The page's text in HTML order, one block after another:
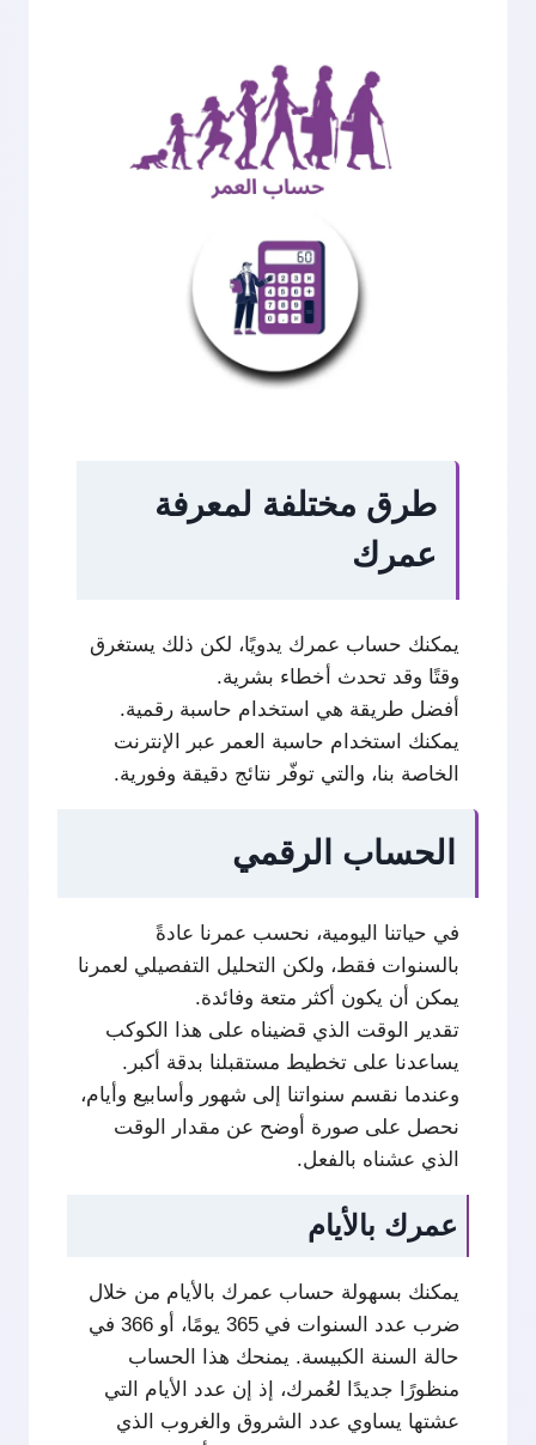
طرق مختلفة لمعرفة
عمرك
يمكنك حساب عمرك يدويًا، لكن ذلك يستغرق
وقتًا وقد تحدث أخطاء بشرية.
أفضل طريقة هي استخدام حاسبة رقمية.
يمكنك استخدام حاسبة العمر عبر الإنترنت
الخاصة بنا، والتي توفّر نتائج دقيقة وفورية.
الحساب الرقمي
في حياتنا اليومية، نحسب عمرنا عادةً
بالسنوات فقط، ولكن التحليل التفصيلي لعمرنا
يمكن أن يكون أكثر متعة وفائدة.
تقدير الوقت الذي قضيناه على هذا الكوكب
يساعدنا على تخطيط مستقبلنا بدقة أكبر.
وعندما نقسم سنواتنا إلى شهور وأسابيع وأيام،
نحصل على صورة أوضح عن مقدار الوقت
الذي عشناه بالفعل.
عمرك بالأيام
يمكنك بسهولة حساب عمرك بالأيام من خلال
ضرب عدد السنوات في 365 يومًا، أو 366 في
حالة السنة الكبيسة. يمنحك هذا الحساب
منظورًا جديدًا لعُمرك، إذ إن عدد الأيام التي
عشتها يساوي عدد الشروق والغروب الذي